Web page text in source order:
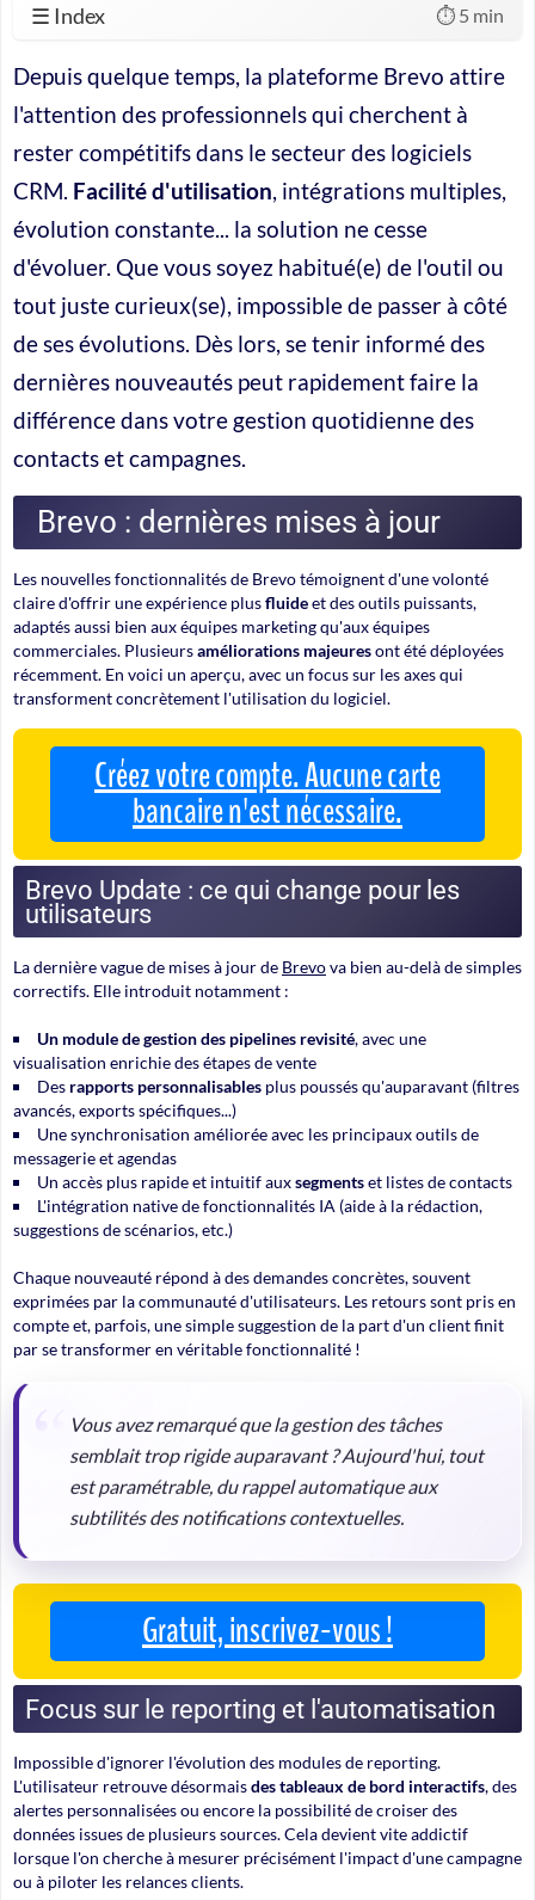
☰ Index ⏱️ 5 min
Depuis quelque temps, la plateforme Brevo attire
l'attention des professionnels qui cherchent à
rester compétitifs dans le secteur des logiciels
CRM. Facilité d'utilisation, intégrations multiples,
évolution constante... la solution ne cesse
d'évoluer. Que vous soyez habitué(e) de l'outil ou
tout juste curieux(se), impossible de passer à côté
de ses évolutions. Dès lors, se tenir informé des
dernières nouveautés peut rapidement faire la
différence dans votre gestion quotidienne des
contacts et campagnes.
Brevo : dernières mises à jour
Les nouvelles fonctionnalités de Brevo témoignent d'une volonté
claire d'offrir une expérience plusfluideet des outils puissants,
adaptés aussi bien aux équipes marketing qu'aux équipes
commerciales. Plusieursaméliorations majeuresont été déployées
récemment. En voici un aperçu, avec un focus sur les axes qui
transforment concrètement l'utilisation du logiciel.
Créez votre compte. Aucune carte
bancaire n'est nécessaire.
Brevo Update : ce qui change pour les
utilisateurs
La dernière vague de mises à jour de Brevova bien au-delà de simples
correctifs. Elle introduit notamment :
Un module de gestion des pipelines revisité, avec une
visualisation enrichie des étapes de vente
Des rapports personnalisables plus poussés qu'auparavant (filtres
avancés, exports spécifiques...)
Une synchronisation amélioréeavec les principaux outils de
messagerie et agendas
Un accès plus rapide et intuitif auxsegmentset listes de contacts
L'intégration native de fonctionnalités IA (aide à la rédaction,
suggestions de scénarios, etc.)
Chaque nouveauté répond à des demandes concrètes, souvent
exprimées par la communauté d'utilisateurs. Les retours sont pris en
compte et, parfois, une simple suggestion de la part d'un client finit
par se transformer en véritable fonctionnalité !
Vous avez remarqué que la gestion des tâches
semblait trop rigide auparavant ? Aujourd'hui, tout
est paramétrable, du rappel automatique aux
subtilités des notifications contextuelles.
Gratuit, inscrivez-vous !
Focus sur le reporting et l'automatisation
Impossible d'ignorer l'évolution des modules de reporting.
L'utilisateur retrouve désormaisdes tableaux de bord interactifs, des
alertes personnalisées ou encore la possibilité de croiser des
données issues de plusieurs sources.Cela devient vite addictif
lorsque l'on cherche à mesurer précisément l'impact d'une campagne
ou à piloter les relances clients.